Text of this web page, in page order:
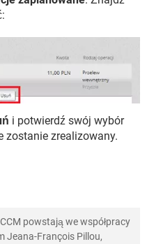
i potwierdź swój wybór
zostanie zrealizowany.
powstają we współpracy
Jeana-François Pillou,